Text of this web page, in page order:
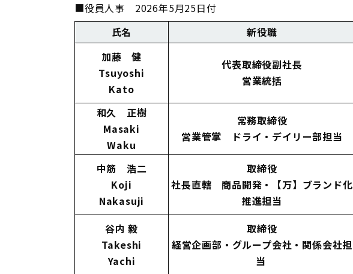
■役員人事 2026年5月25日付
氏名
新役職
加藤 健
Tsuyoshi
Kato
代表取締役副社長
営業統括
和久 正樹
Masaki
Waku
常務取締役
営業管掌 ドライ・デイリー部担当
中筋 浩二
Koji
Nakasuji
取締役
社長直轄 商品開発・【万】ブランド化
推進担当
谷内 毅
Takeshi
Yachi
取締役
経営企画部・グループ会社・関係会社担
当